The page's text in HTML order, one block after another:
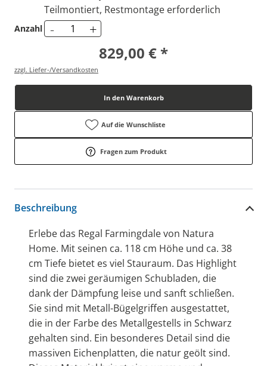
Teilmontiert, Restmontage erforderlich
Anzahl - +
829,00 € *
zzgl. Liefer-/Versandkosten
In den Warenkorb
Auf die Wunschliste
Fragen zum Produkt
Beschreibung
Erlebe das Regal Farmingdale von Natura
Home. Mit seinen ca. 118 cm Höhe und ca. 38
cm Tiefe bietet es viel Stauraum. Das Highlight
sind die zwei geräumigen Schubladen, die
dank der Dämpfung leise und sanft schließen.
Sie sind mit Metall-Bügelgriffen ausgestattet,
die in der Farbe des Metallgestells in Schwarz
gehalten sind. Ein besonderes Detail sind die
massiven Eichenplatten, die natur geölt sind.